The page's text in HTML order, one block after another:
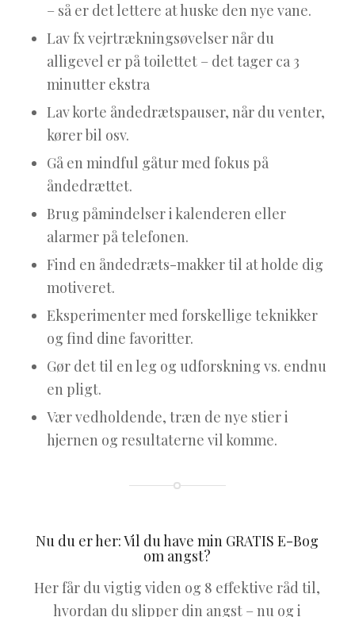
– så er det lettere at huske den nye vane.
Lav fx vejrtrækningsøvelser når du
alligevel er på toilettet – det tager ca 3
minutter ekstra
Lav korte åndedrætspauser, når du venter,
kører bil osv.
Gå en mindful gåtur med fokus på
åndedrættet.
Brug påmindelser i kalenderen eller
alarmer på telefonen.
Find en åndedræts-makker til at holde dig
motiveret.
Eksperimenter med forskellige teknikker
og find dine favoritter.
Gør det til en leg og udforskning vs. endnu
en pligt.
Vær vedholdende, træn de nye stier i
hjernen og resultaterne vil komme.
Nu du er her: Vil du have min GRATIS E-Bog
om angst?
Her får du vigtig viden og 8 effektive råd til,
hvordan du slipper din angst – nu og i